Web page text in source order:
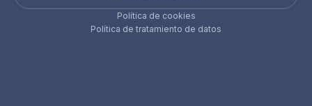
Política de cookies
Política de tratamiento de datos